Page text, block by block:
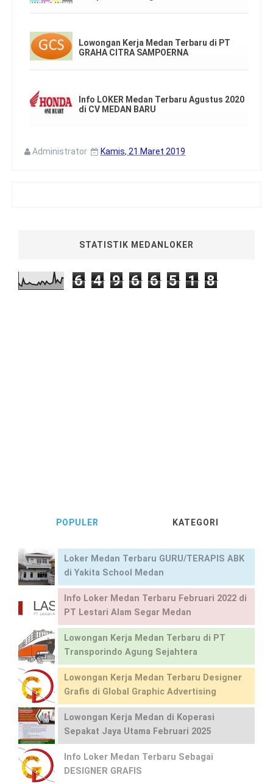
Lowongan Kerja Medan Terbaru di PT
GRAHA CITRA SAMPOERNA
Info LOKER Medan Terbaru Agustus 2020
di CV MEDAN BARU
Administrator Kamis, 21 Maret 2019
STATISTIK MEDANLOKER
6 4 9 6 6 5 1 8
POPULER KATEGORI
Loker Medan Terbaru GURU/TERAPIS ABK
di Yakita School Medan
Info Loker Medan Terbaru Februari 2022 di
PT Lestari Alam Segar Medan
Lowongan Kerja Medan Terbaru di PT
Transporindo Agung Sejahtera
Lowongan Kerja Medan Terbaru Designer
Grafis di Global Graphic Advertising
Lowongan Kerja Medan di Koperasi
Sepakat Jaya Utama Februari 2025
Info Loker Medan Terbaru Sebagai
DESIGNER GRAFIS